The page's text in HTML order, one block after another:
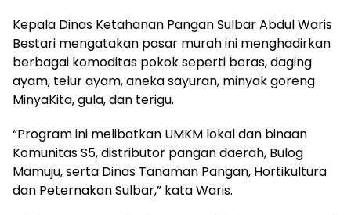
Kepala Dinas Ketahanan Pangan Sulbar Abdul Waris
Bestari mengatakan pasar murah ini menghadirkan
berbagai komoditas pokok seperti beras, daging
ayam, telur ayam, aneka sayuran, minyak goreng
MinyaKita, gula, dan terigu.
“Program ini melibatkan UMKM lokal dan binaan
Komunitas S5, distributor pangan daerah, Bulog
Mamuju, serta Dinas Tanaman Pangan, Hortikultura
dan Peternakan Sulbar,” kata Waris.